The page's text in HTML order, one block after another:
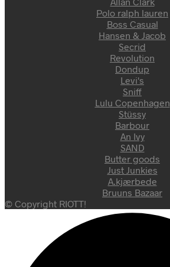
Polo ralph lauren
Boss Casual
Hansen & Jacob
Secrid
Revolution
Dondup
Levi's
Sniff
Lulu Copenhagen
Stüssy
Barbour
An Ivy
SAND
Butter goods
Just Junkies
A.kjærbede
Bruuns Bazaar
© Copyright RIOTT!